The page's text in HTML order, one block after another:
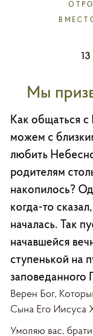
Мы
Как общаться
можем с
любить
родителям
накопилось?
когда-то
началась. Так
начавшейся
ступенькой на
заповеданного
Верен Бог,
Сына Его Иисуса
Умоляю вас,